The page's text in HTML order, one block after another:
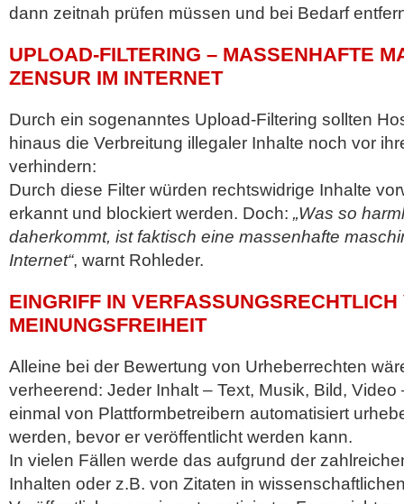
dann zeitnah prüfen müssen und bei Bedarf
UPLOAD-FILTERING – MASSENHAFTE
ZENSUR IM INTERNET
Durch ein sogenanntes Upload-Filtering sollten
hinaus die Verbreitung illegaler Inhalte noch vor
verhindern:
Durch diese Filter würden rechtswidrige Inhalte
erkannt und blockiert werden. Doch: „Was so
daherkommt, ist faktisch eine massenhafte
Internet“, warnt Rohleder.
EINGRIFF IN
MEINUNGSFREIHEIT
Alleine bei der Bewertung von Urheberrechten
verheerend: Jeder Inhalt – Text, Musik, Bild,
einmal von Plattformbetreibern automatisiert
werden, bevor er veröffentlicht werden kann.
In vielen Fällen werde das aufgrund der
Inhalten oder z.B. von Zitaten in